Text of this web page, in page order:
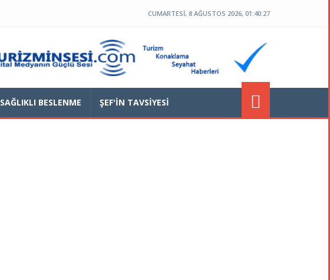
CUMARTESI, 8 AĞUSTOS 2026, 01:40:28
SAĞLIKLI BESLENME ŞEF'IN TAVSIYESI